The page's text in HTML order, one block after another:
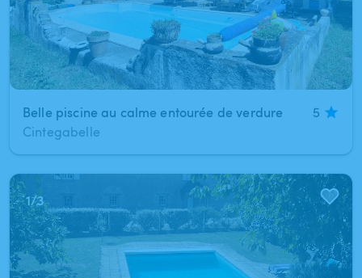
Belle piscine au calme entourée de verdure
5
Cintegabelle
1/3